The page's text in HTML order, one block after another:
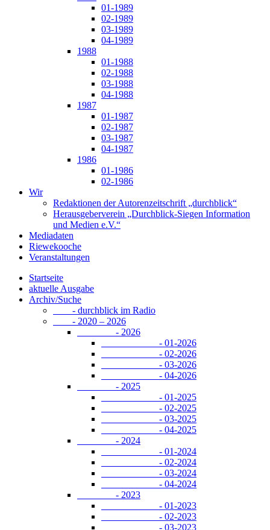
01-1989
02-1989
03-1989
04-1989
1988
01-1988
02-1988
03-1988
04-1988
1987
01-1987
02-1987
03-1987
04-1987
1986
01-1986
02-1986
Wir
Redaktionen der Autorenzeitschrift „durchblick“
Herausgeberverein „Durchblick-Siegen Information
und Medien e.V.“
Mediadaten
Riewekooche
Veranstaltungen
Startseite
aktuelle Ausgabe
Archiv/Suche
- durchblick im Radio
- 2020 – 2026
- 2026
- 01-2026
- 02-2026
- 03-2026
- 04-2026
- 2025
- 01-2025
- 02-2025
- 03-2025
- 04-2025
- 2024
- 01-2024
- 02-2024
- 03-2024
- 04-2024
- 2023
- 01-2023
- 02-2023
- 03-2023